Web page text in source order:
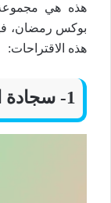
هذه هي مجموعة
بوكس رمضان،
هذه الاقتراحات:
1- سجادة الصلاة: